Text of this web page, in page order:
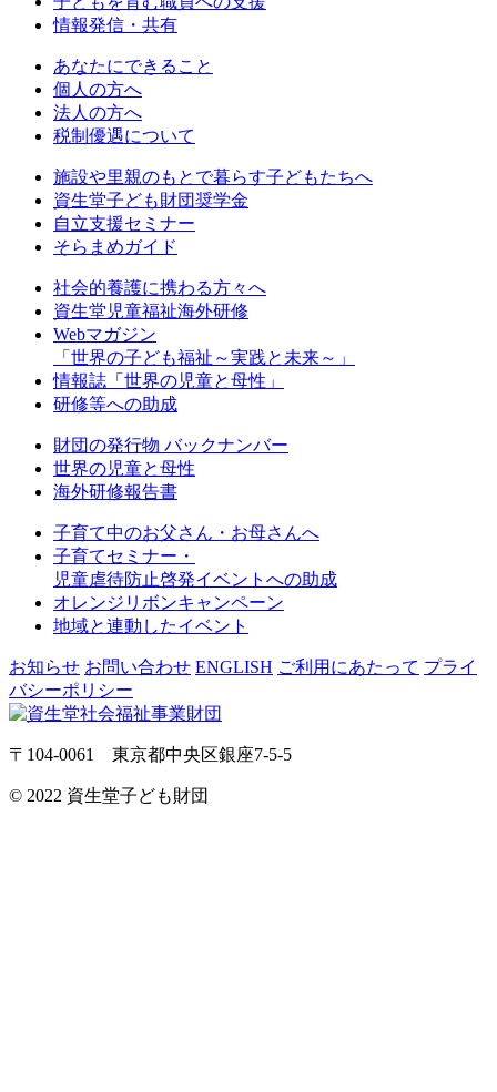
情報発信・共有
あなたにできること
個人の方へ
法人の方へ
税制優遇について
施設や里親のもとで暮らす子どもたちへ
資生堂子ども財団奨学金
自立支援セミナー
そらまめガイド
社会的養護に携わる方々へ
資生堂児童福祉海外研修
Webマガジン
「世界の子ども福祉～実践と未来～」
情報誌「世界の児童と母性」
研修等への助成
財団の発行物 バックナンバー
世界の児童と母性
海外研修報告書
子育て中のお父さん・お母さんへ
子育てセミナー・
児童虐待防止啓発イベントへの助成
オレンジリボンキャンペーン
地域と連動したイベント
お知らせ お問い合わせ ENGLISH ご利用にあたって プライ
バシーポリシー
〒104-0061 東京都中央区銀座7-5-5
© 2022 資生堂子ども財団